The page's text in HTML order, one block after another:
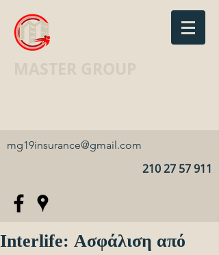
mg19insurance@gmail.com
210 27 57 911
Interlife: Ασφάλιση από